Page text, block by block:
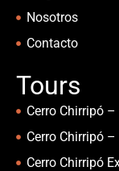
Nosotros
Contacto
Tours
Cerro Chirripó
Cerro Chirripó
Cerro Chirripó